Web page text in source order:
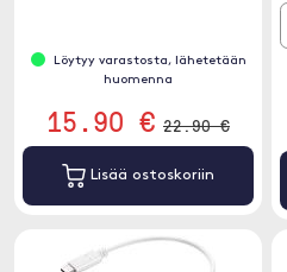
Löytyy varastosta, lähetetään
huomenna
15.90 € 22.90 €
Lisää ostoskoriin